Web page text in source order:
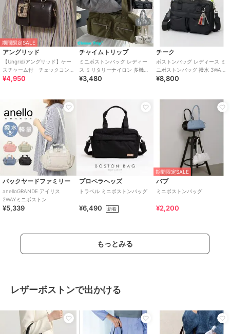
期間限定SALE
アングリッド
【Ungrid/アングリッド】ケー
スチャーム付 チェックコン
ビ ミニボストンバッグ
¥4,950
チャイムトリップ
ミニボストンバッグ レディー
ス ミリタリーナイロン 多機能
大容量 旅行
¥3,480
チーク
ボストンバッグ レディース ミ
ニボストンバッグ 撥水 3WAY
ショルダーバッグ
¥8,800
バックヤードファミリー
anelloGRANDE アイリス
2WAYミニボストン
¥5,339
プロペラヘッズ
トラベル ミニボストンバッグ
¥6,490 新着
期間限定SALE
バブ
ミニボストンバッグ
¥2,200
もっとみる
レザーボストンで出かける